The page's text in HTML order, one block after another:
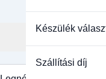
Készülék
Szállítási díj